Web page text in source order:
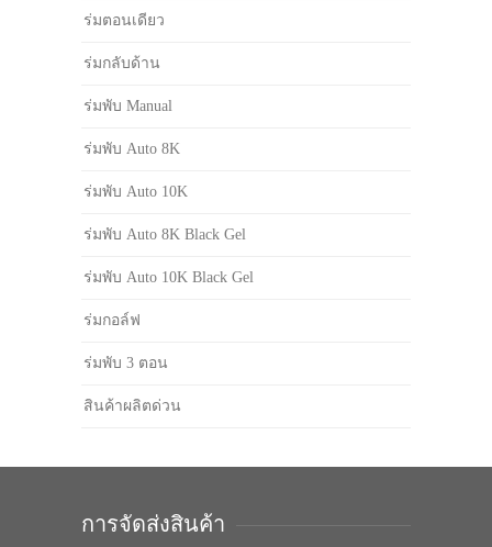
ร่มตอนเดียว
ร่มกลับด้าน
ร่มพับ Manual
ร่มพับ Auto 8K
ร่มพับ Auto 10K
ร่มพับ Auto 8K Black Gel
ร่มพับ Auto 10K Black Gel
ร่มกอล์ฟ
ร่มพับ 3 ตอน
สินค้าผลิตด่วน
การจัดส่งสินค้า